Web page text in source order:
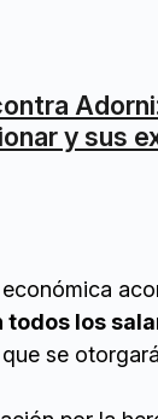
y sus
los
se